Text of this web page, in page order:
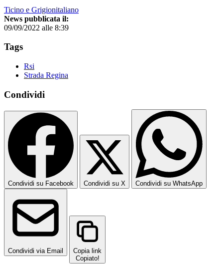
Ticino e Grigionitaliano
News pubblicata il:
09/09/2022 alle 8:39
Tags
Rsi
Strada Regina
Condividi
Condividi su Facebook Condividi su X Condividi su WhatsApp
Condividi via Email
Copia link
Copiato!